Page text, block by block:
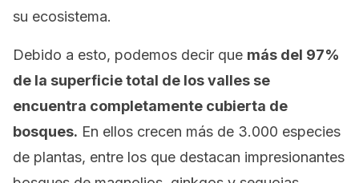
su ecosistema.
Debido a esto, podemos decir que más del 97%
de la superficie total de los valles se
encuentra completamente cubierta de
bosques. En ellos crecen más de 3.000 especies
de plantas, entre los que destacan impresionantes